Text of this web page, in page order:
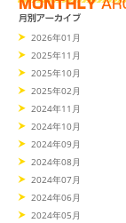
2026年01月
2025年11月
2025年10月
2025年02月
2024年11月
2024年10月
2024年09月
2024年08月
2024年07月
2024年06月
2024年05月